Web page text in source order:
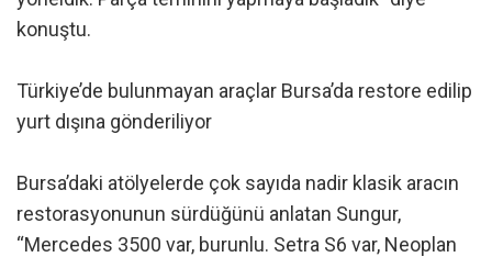
konuştu.
Türkiye’de bulunmayan araçlar Bursa’da restore edilip
yurt dışına gönderiliyor
Bursa’daki atölyelerde çok sayıda nadir klasik aracın
restorasyonunun sürdüğünü anlatan Sungur,
“Mercedes 3500 var, burunlu. Setra S6 var, Neoplan